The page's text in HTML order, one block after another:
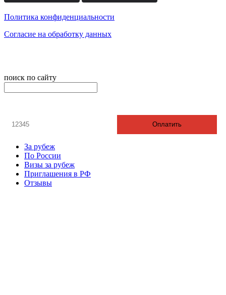
Политика конфиденциальности
Согласие на обработку данных
поиск по сайту
Оплатить
За рубеж
По России
Визы за рубеж
Приглашения в РФ
Отзывы